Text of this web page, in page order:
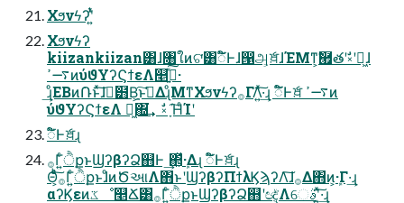
Χϧνϟʔʹ͍ͭͯ
Χϧνϟʔ
kiizankiizan͸ɺ৘ใͷଟ͘͸ಁ໌Ͱɺ൑அ͕ެਖ਼ɺΈΜͳ͕ࣗ཯తʹࣗ༝ʹಈ͖ɺ
࠷ߴͷύϑΥʔϚϯεΛ௥ٻ͍ͯ͠·
͢ɻͦΕΒͷ݁Ռͱͯ͠ɺಇ͘๻Βָ͕͍͠ͱࢥ͑ΔɻͦΜͳΧϧνϟʔ࡞ΓΛ͍ͯ͠·͢ɻ ಁ໌Ͱެਖ਼ ࠷ߴͷ
ύϑΥʔϚϯεΛ ಇ͖΍͘͢ ࣗ༝ ָ͠ΉͨΊʹ
ಁ໌Ͱެਖ਼ɻ
࡞Γ͍ͨੈքͱϢʔβʔՁ஋Ͱ ͢΂͕ܾͯ·Δɻ ಁ໌Ͱެਖ਼ɻ
Θ͕ͨͨͪ͠࡞Γ͍ͨੈքͱɺͦͷԾઆΛ΋ͱʹϢʔβʔΠϯλϏϡʔΛ͠ɺ࡞Δ΋ͷ͕ܾ·Γ·͢ɻ
αʔϏεͷػೳ௥Ճ͸࡞Γ͍ͨੈքͱϢʔβʔՁ஋ʹඥ͔ͮ͘Λେࣄʹ͍ͯ͠·͢ɻ